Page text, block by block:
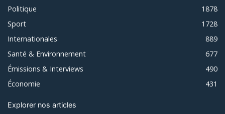
Politique
1878
Sport
1728
Internationales
889
Santé & Environnement
677
Émissions & Interviews
490
Économie
431
Explorer nos articles